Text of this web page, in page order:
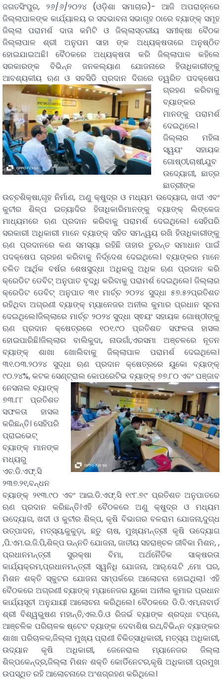
ଜଗତସିଂପୁର, ୨୬/୬/୨୦୨୪ (ଓଡ଼ିଶା ସମାଚାର)- ଆଜି ଅପରାହ୍ନରେ
ଜିଲ୍ଲାପାଳଙ୍କ କାର୍ଯ୍ୟାଳୟ ର ସଦଭାବନା ସଭାଗୃହ ଠାରେ ବ୍ୟାଙ୍କ୍ ସମୂହ
ଜିଲ୍ଲା ପରାମର୍ଶ ଦାତା କମିଟି ଓ ଜିଲ୍ଲାସ୍ତରୀୟ ସମୀକ୍ଷା ବୈଠକ
ଜିଲ୍ଲାପାଳ ଶ୍ରୀ ଅନୁପମ ସାହା ଙ୍କ ଅଧ୍ୟକ୍ଷତାରେ ଅନୁଷ୍ଠିତ
ହୋଇଯାଇଅଛି। ବୈଠକରେ ଅଧ୍ୟକ୍ଷତା କରି ଜିଲ୍ଲାପାଳ କହିଲେ
ସରକାରଙ୍କ ବିଭିନ୍ନ ଜନକଲ୍ୟାଣ ଯୋଜନାରେ ହିତାଧିକାରୀଙ୍କୁ
ଆବଶ୍ୟକୀୟ ଋଣ ଓ ସବସିଡି ପ୍ରଦାନ ଦିଗରେ ତ୍ୱରିତ ପଦକ୍ଷେପ
ଗ୍ରହଣ କରିବାକୁ
ବ୍ୟାଙ୍କର
ମାନଙ୍କୁ ପରାମର୍ଶ
ଦେଇଥିଲେ।
ଜିଲ୍ଲାର ମହିଳା
ସ୍ୱୟଂ ସହାୟକ
ଗୋଷ୍ଠୀ,ଚାଷୀ,ଯୁବ
ଉଦ୍ୟୋଗୀ, ଛାତ୍ର
ଛାତ୍ରୀଙ୍କ
ଉଚ୍ଚଶିକ୍ଷା,ଗୃହ ନିର୍ମାଣ, ଅଣୁ କ୍ଷୁଦ୍ର ଓ ମଧ୍ୟମ ଉଦ୍ୟୋଗ, ଖଦୀ ଏବଂ
କୁଟୀର ଶିଳ୍ପ ଇତ୍ୟାଦିର ହିତାଧିକାରିମାନଙ୍କୁ ବ୍ୟାଙ୍କ୍ ଲିଙ୍କେଜ
ମାଧ୍ୟମରେ ଋଣ ପ୍ରଦାନ କରିବାକୁ ପରାମର୍ଶ ଦେଇଥିଲେ। ସେହିପରି
ସରକାରୀ ଅଧିକାରୀ ମାନେ ବ୍ୟାଙ୍କ୍ ସହିତ ସମନ୍ୱୟ ରଖି ହିତାଧିକାରୀଙ୍କୁ
ଋଣ ପ୍ରଦାନରେ କଣ ସମସ୍ୟା ରହିଛି ତାହାର ତୁରନ୍ତ ସମାଧାନ ପାଇଁ
ପଦକ୍ଷେପ ଗ୍ରହଣ କରିବାକୁ ନିର୍ଦ୍ଦେଶ ଦେଇଥିଲେ। ବ୍ୟାଙ୍କର ମାନେ
ଚଳିତ ଆର୍ଥିକ ବର୍ଷର ଶେଷସୁଦ୍ଧା ଅଧିକରୁ ଅଧିକ ଋଣ ପ୍ରଦାନ କରି
କ୍ରେଡିଟ ଡେବିଟ୍ ଅନୁପାତ ବୃଦ୍ଧି କରିବାକୁ ପରାମର୍ଶ ଦେଇଥିଲେ। ଜିଲ୍ଲାର
କ୍ରେଡିଟ ଡେବିଟ୍ ଅନୁପାତ ୩୧ ମାର୍ଚ୍ଚ ୨୦୨୪ ସୁଦ୍ଧା ୫୭.୫୨ପ୍ରତିଶତ
ରହିଥିବା ଅଗ୍ରଣୀ ବ୍ୟାଙ୍କ୍ ମ୍ୟାନେଜର ଅନୀଲ କୁମାର ପ୍ରଧାନ ସୂଚନା
ଦେଇଥିଲେ।ଜିଲ୍ଲାରେ ମାର୍ଚ୍ଚ ୨୦୨୪ ସୁଦ୍ଧା ସ୍ଵୟଂ ସହାୟକ ଗୋଷ୍ଠୀଙ୍କୁ
ଋଣ ପ୍ରଦାନ କ୍ଷେତ୍ରରେ ୧୦୧.୯୦ ପ୍ରତିଶତ ସଫଳତା ହାସଲ
ହୋଇପାରିଛି।ଜିଲ୍ଲାର ବାଲିକୁଦା, ନାଉଗାଁ,ଏରସମା ଅଞ୍ଚଳରେ ନୂତନ
ବ୍ୟାଙ୍କ୍ ଶାଖା ଖୋଲିବାକୁ ଜିଲ୍ଲାପାଳ ପରାମର୍ଶ ଦେଇଥିଲେ।
୩୧.୦୩.୨୦୨୪ ସୁଦ୍ଧା ଋଣ ପ୍ରଦାନ କ୍ଷେତ୍ରରେ ୟୁକୋ ବ୍ୟାଙ୍କ୍
୯୦.୨୪%, କଟକ ସେଣ୍ଟ୍ରାଲ କୋପରେଟିଭ ବ୍ୟାଙ୍କ୍ ୭୭.୮୦ ଏବଂପଞ୍ଜାବ
ନେସନାଲ ବ୍ୟାଙ୍କ୍
୭୩.୮୮ ପ୍ରତିଶତ
ସଫଳତା ହାସଲ
କରିଛନ୍ତି। ସେହିପରି
ପ୍ରାଇଭେଟ୍
ବ୍ୟାଙ୍କ୍ ମାନଙ୍କ
ମଧ୍ୟରୁ
ଏଚ.ଡି.ଏଫ୍.ସି
୨୩୭.୨୧,ବନ୍ଧନ
ବ୍ୟାଙ୍କ୍ ୨୧୩.୯୦ ଏବଂ ଆଇ.ଡି.ଏଫ୍.ସି ୧୯୮.୭୯ ପ୍ରତିଶତ ଅନୁପାତରେ
ଋଣ ପ୍ରଦାନ କରିଛନ୍ତି।ଏହି ବୈଠକରେ ଅଣୁ କ୍ଷୁଦ୍ର ଓ ମଧ୍ୟମ
ଉଦ୍ୟୋଗ, ଖଦୀ ଓ କୁଟୀର ଶିଳ୍ପ, କୃଷି ବିଭାଗର ବଳରାମ ଯୋଜନା,ଦୁଗ୍ଧ
ଉତ୍ପାଦନ, ମତ୍ସ୍ୟ,କୁକୁଡ଼ା, ଛତୁ ଚାଷ, ମୁଖ୍ୟମନ୍ତ୍ରୀ କୃଷି ଉଦ୍ୟୋଗ
,ପି.ଏମ.ଇ.ଜି.ପି,ଶିଳ୍ପ ଉନ୍ନତି ଯୋଜନା, ଜାତୀୟ ସହରାଞ୍ଚଳ ଜୀବିକା ମିଶନ, ,
ପ୍ରଧାନମନ୍ତ୍ରୀ ସୁରକ୍ଷା ବିମା, ଅର୍ଥନୈତିକ ସାକ୍ଷରତା
କାର୍ଯ୍ୟକ୍ରମ,ପ୍ରଧାନମନ୍ତ୍ରୀ ସ୍ୱନିଧି ଯୋଜନା, ଆର୍.ସେ.ଟି ,ମୋ ଘର,
ମିଶନ ଶକ୍ତି ସ୍କୁଟର ଯୋଜନା ସମ୍ପର୍କରେ ଆଲୋଚନା ହୋଇଥିଲା। ଏହି
ବୈଠକରେ ଅଗ୍ରଣୀ ବ୍ୟାଙ୍କ୍ ମ୍ୟାନେଜର ୟୁକୋ ଅନୀଲ କୁମାର ପ୍ରଧାନ
କାର୍ଯ୍ୟସୂଚୀ ଅନୁଯାୟୀ ଆଲୋଚନା କରିଥିଲେ। ବୈଠକରେ ଡି.ଡି.ଏମ,ନାବାର୍ଡ
ଶ୍ରୀ ବିଶ୍ୱଭୁଷଣ ମହାନ୍ତି,ଏଲ.ଡି.ଓ ରିଜର୍ଭ ବ୍ୟାଙ୍କ ଶ୍ରଦ୍ଧା ଟପ୍ନୋ,
ଆଞ୍ଚଳିକ ପରିଚାଳକ ଷ୍ଟେଟ ବ୍ୟାଙ୍କ ଦେବାଶିଷ ରଥ,ବିଭିନ୍ନ ବ୍ୟାଙ୍କର
ଶାଖା ପରିଚାଳକ,ଜିଲ୍ଲା ମୁଖ୍ୟ ପ୍ରାଣୀ ଚିକିତ୍ସାଧିକାରୀ, ମତ୍ସ୍ୟ ଅଧିକାରୀ,
ଉଦ୍ୟାନ କୃଷି ଅଧିକାରୀ, ଜେନେରାଲ ମ୍ୟାନେଜର ଜିଲ୍ଲା
ଶିଳ୍ପକେନ୍ଦ୍ର,ଜିଲ୍ଲା ମିଶନ ଶକ୍ତି କୋର୍ଡିନେଟର,କୃଷି ଅଧିକାରୀ ପ୍ରମୁଖ
ଉପସ୍ଥିତ ରହି ଆଲୋଚନାରେ ଅଂଶଗ୍ରହଣ କରିଥିଲେ।